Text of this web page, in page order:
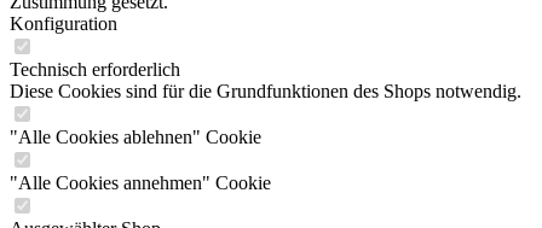
Technisch erforderlich
Diese Cookies sind für die Grundfunktionen des Shops notwendig.
"Alle Cookies ablehnen" Cookie
"Alle Cookies annehmen" Cookie
Ausgewählter Shop
CSRF-Token